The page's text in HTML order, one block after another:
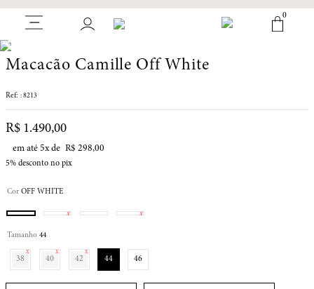
0
Macacão Camille Off White
: 8213
R$ 1.490,00
em até 5x de R$ 298,00
5% desconto no pix
Cor OFF WHITE
Tamanho 44
38 40 42 44 46